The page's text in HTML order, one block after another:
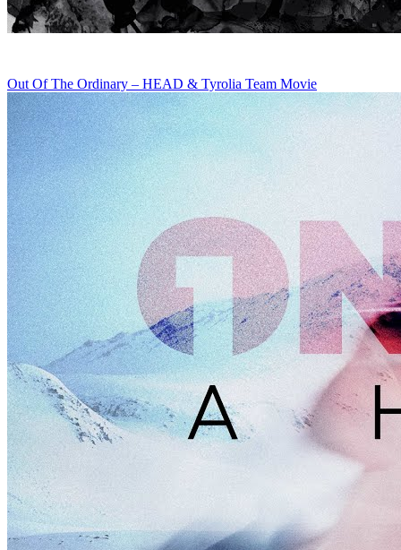
Out Of The Ordinary – HEAD & Tyrolia Team Movie